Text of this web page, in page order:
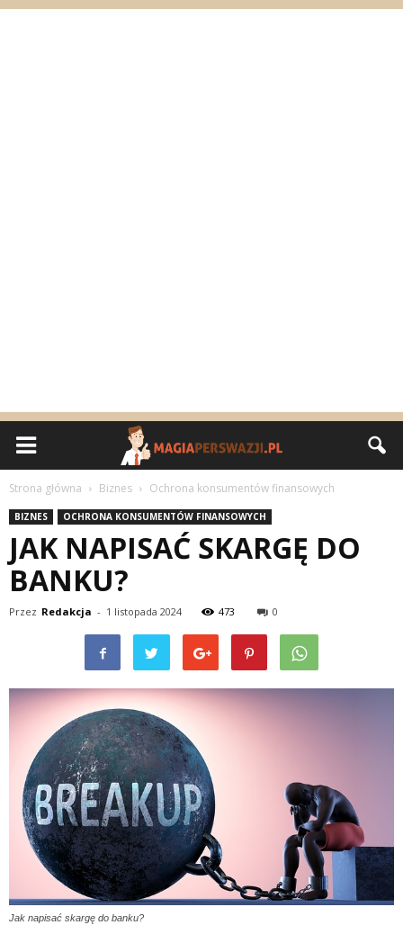
Strona główna Biznes Ochrona konsumentów finansowych
BIZNES OCHRONA KONSUMENTÓW FINANSOWYCH
JAK NAPISAĆ SKARGĘ DO
BANKU?
Przez Redakcja - 1 listopada 2024 473 0
Jak napisać skargę do banku?